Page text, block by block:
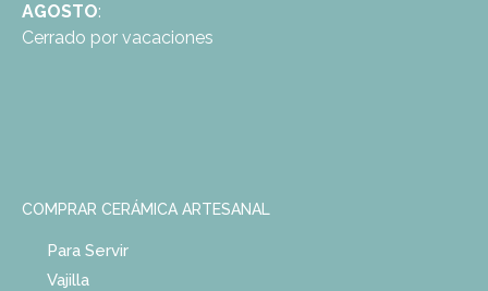
AGOSTO:
Cerrado por vacaciones
COMPRAR CERÁMICA ARTESANAL
Para Servir
Vajilla